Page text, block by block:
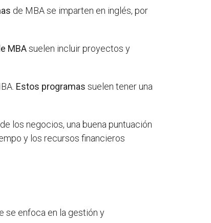
de MBA se imparten en inglés, por
MBAsuelen incluir proyectos y
Estos programas suelen tener una
los negocios, una buena puntuación
y los recursos financieros
se enfoca en la gestión y